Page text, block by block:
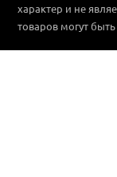
характер и не
товаров могут